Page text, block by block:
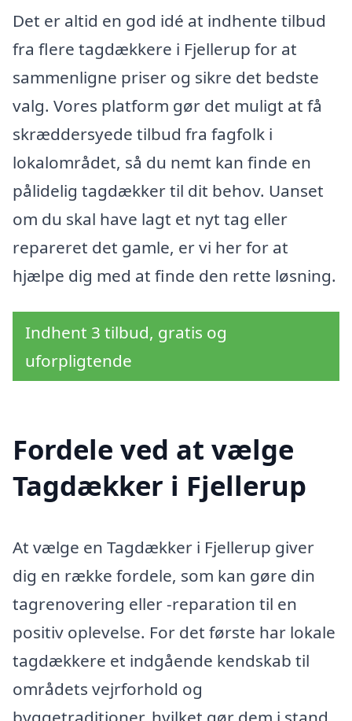
Det er altid en god idé at indhente tilbud
fra flere tagdækkere i Fjellerup for at
sammenligne priser og sikre det bedste
valg. Vores platform gør det muligt at få
skræddersyede tilbud fra fagfolk i
lokalområdet, så du nemt kan finde en
pålidelig tagdækker til dit behov. Uanset
om du skal have lagt et nyt tag eller
repareret det gamle, er vi her for at
hjælpe dig med at finde den rette løsning.
Indhent 3 tilbud, gratis og
uforpligtende
Fordele ved at vælge
Tagdækker i Fjellerup
At vælge en Tagdækker i Fjellerup giver
dig en række fordele, som kan gøre din
tagrenovering eller -reparation til en
positiv oplevelse. For det første har lokale
tagdækkere et indgående kendskab til
områdets vejrforhold og